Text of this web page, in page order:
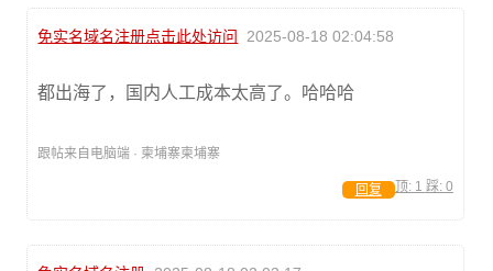
免实名域名注册点击此处访问 2025-08-18 02:04:58
都出海了，国内人工成本太高了。哈哈哈
跟帖来自电脑端 · 柬埔寨柬埔寨
顶: 1 踩: 0
回复